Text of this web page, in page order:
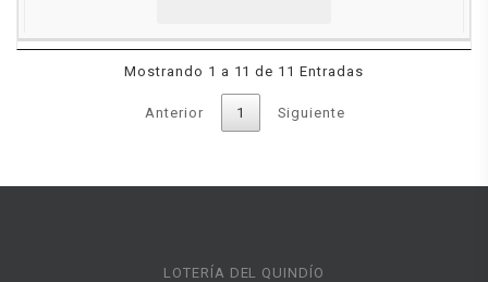
Mostrando 1 a 11 de 11 Entradas
Anterior 1 Siguiente
LOTERÍA DEL QUINDÍO